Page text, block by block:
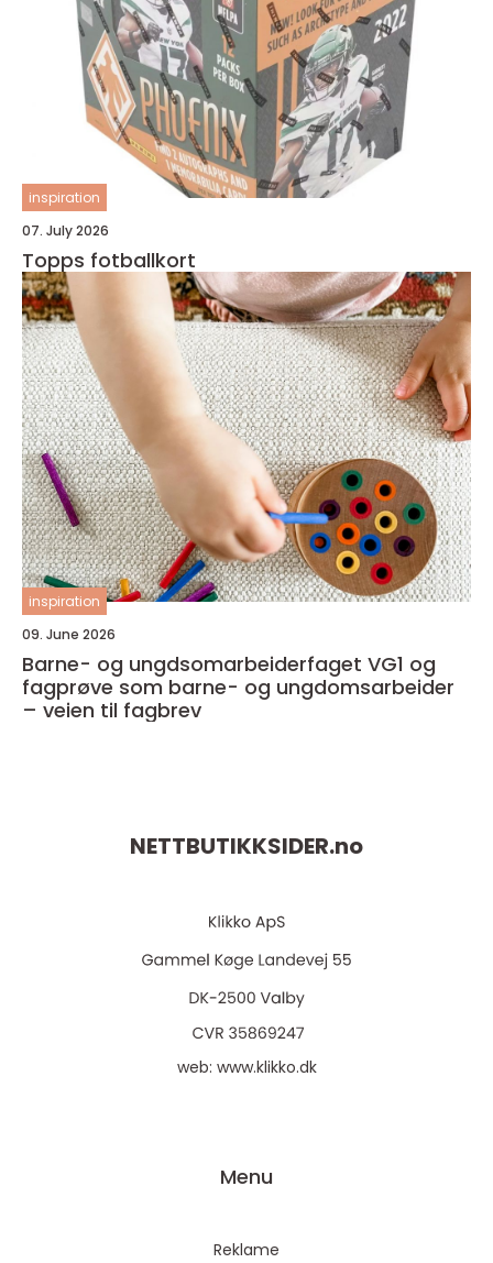
inspiration
07. July 2026
Topps fotballkort
inspiration
09. June 2026
Barne- og ungdsomarbeiderfaget VG1 og
fagprøve som barne- og ungdomsarbeider
– veien til fagbrev
NETTBUTIKKSIDER.no
web: www.klikko.dk
Menu
Reklame